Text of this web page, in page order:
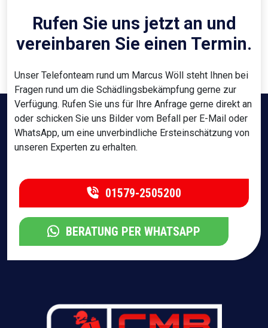
Rufen Sie uns jetzt an und
vereinbaren Sie einen Termin.
Unser Telefonteam rund um Marcus Wöll steht Ihnen bei
Fragen rund um die Schädlingsbekämpfung gerne zur
Verfügung. Rufen Sie uns für Ihre Anfrage gerne direkt an
oder schicken Sie uns Bilder vom Befall per E-Mail oder
WhatsApp, um eine unverbindliche Ersteinschätzung von
unseren Experten zu erhalten.
01579-2505200
BERATUNG PER WHATSAPP